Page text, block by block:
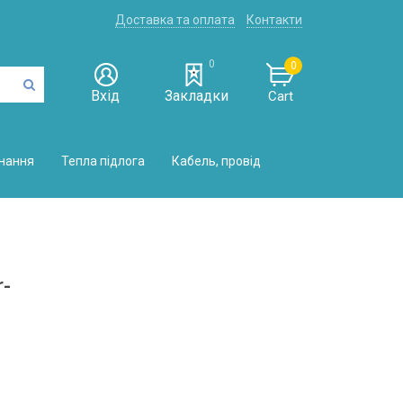
Доставка та оплата Контакти
Вхід
0
Закладки
0
Cart
Тепла підлога Кабель, провід